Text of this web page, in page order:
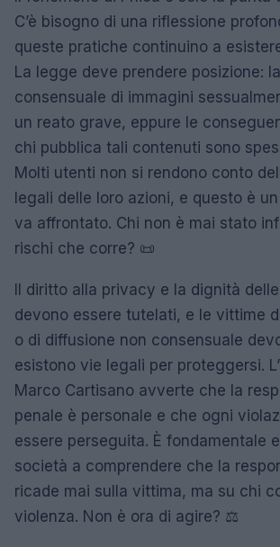
C’è bisogno di una riflessione
queste pratiche continuino a
La legge deve prendere posizione:
consensuale di immagini
un reato grave, eppure le
chi pubblica tali contenuti sono
Molti utenti non si rendono conto
legali delle loro azioni, e questo è
va affrontato. Chi non è mai stato
rischi che corre? 📜
Il diritto alla privacy e la dignità
devono essere tutelati, e le vittime
o di diffusione non consensuale
esistono vie legali per proteggersi.
Marco Cartisano avverte che la
penale è personale e che ogni
essere perseguita. È fondamentale
società a comprendere che la
ricade mai sulla vittima, ma su chi
violenza. Non è ora di agire? ⚖️